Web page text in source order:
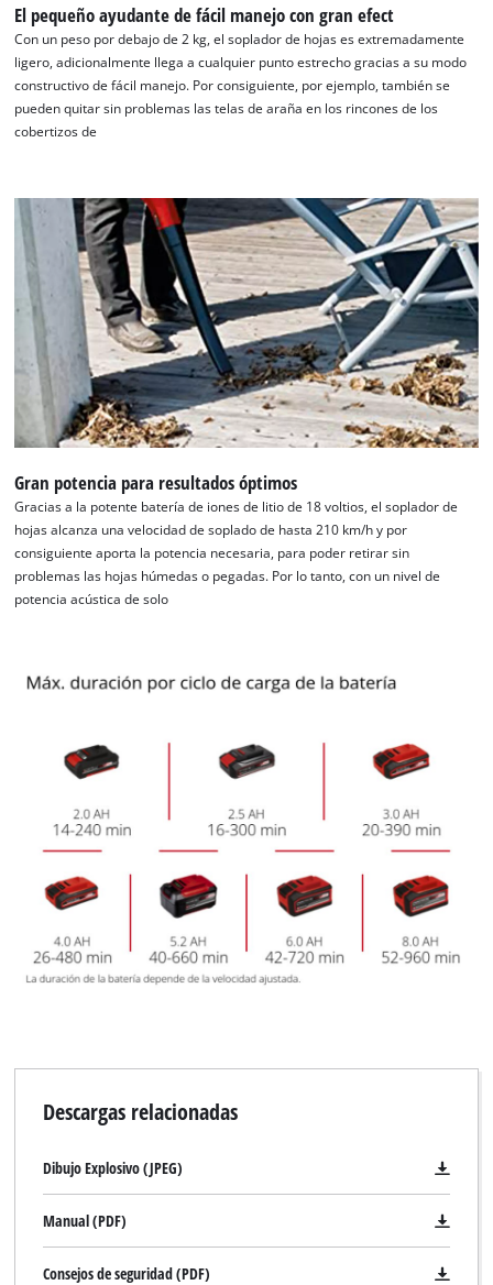
¡Necesitamos su consentimiento para
cargar el servicio Google Maps!
the site with their CMP to add this content
to the list of technologies used.
Powered byUsercentrics Consent
Management Platform
El pequeño ayudante de fácil manejo con gran efect
Con un peso por debajo de 2 kg, el soplador de hojas es extremadamente
ligero, adicionalmente llega a cualquier punto estrecho gracias a su modo
constructivo de fácil manejo. Por consiguiente, por ejemplo, también se
pueden quitar sin problemas las telas de araña en los rincones de los
cobertizos de
Gran potencia para resultados óptimos
Gracias a la potente batería de iones de litio de 18 voltios, el soplador de
hojas alcanza una velocidad de soplado de hasta 210 km/h y por
consiguiente aporta la potencia necesaria, para poder retirar sin
problemas las hojas húmedas o pegadas. Por lo tanto, con un nivel de
potencia acústica de solo
Descargas relacionadas
Dibujo Explosivo (JPEG)
Manual (PDF)
Consejos de seguridad (PDF)